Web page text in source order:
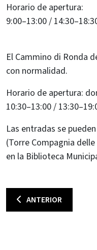
Horario de apertura:
9:00–13:00 /
El Cammino di Ronda
con normalidad.
Horario de apertura:
10:30–13:00 /
Las entradas se
(Torre Compagnia
en la Biblioteca
ANTERIOR